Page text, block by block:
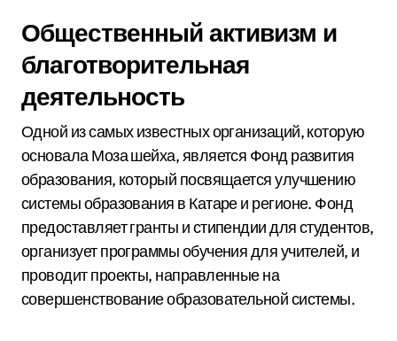
Общественный активизм и
благотворительная
деятельность
Одной из самых известных организаций, которую
основала Моза шейха, является Фонд развития
образования, который посвящается улучшению
системы образования в Катаре и регионе. Фонд
предоставляет гранты и стипендии для студентов,
организует программы обучения для учителей, и
проводит проекты, направленные на
совершенствование образовательной системы.